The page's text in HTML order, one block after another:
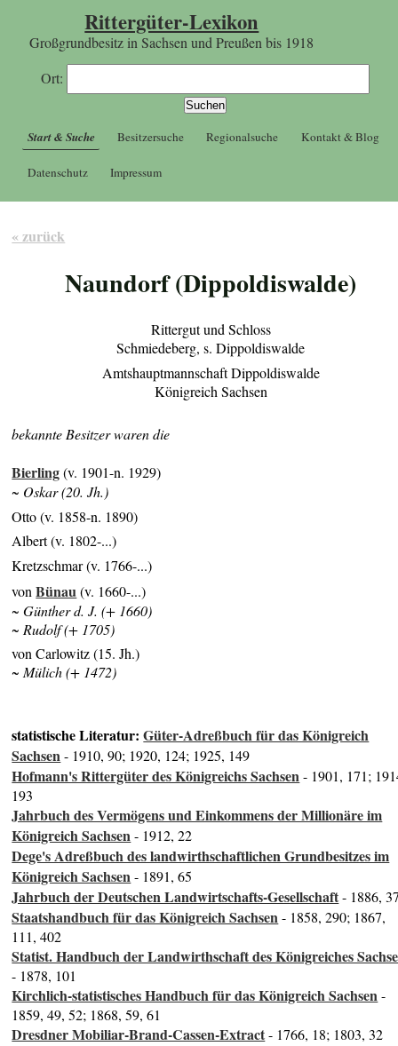
Rittergüter-Lexikon
Großgrundbesitz in Sachsen und Preußen bis 1918
Ort:
Start & Suche Besitzersuche Regionalsuche Kontakt & Blog
Datenschutz Impressum
« zurück
Naundorf (Dippoldiswalde)
Rittergut und Schloss
Schmiedeberg, s. Dippoldiswalde
Amtshauptmannschaft Dippoldiswalde
Königreich Sachsen
bekannte Besitzer waren die
Bierling(v. 1901-n. 1929)
~ Oskar (20. Jh.)
Otto (v. 1858-n. 1890)
Albert (v. 1802-...)
Kretzschmar (v. 1766-...)
vonBünau(v. 1660-...)
~ Günther d. J. (+ 1660)
~ Rudolf (+ 1705)
von Carlowitz (15. Jh.)
~ Mülich (+ 1472)
statistische Literatur:Güter-Adreßbuch für das Königreich
Sachsen- 1910, 90; 1920, 124; 1925, 149
Hofmann's Rittergüter des Königreichs Sachsen- 1901, 171;
193
Jahrbuch des Vermögens und Einkommens der Millionäre im
Königreich Sachsen- 1912, 22
Dege's Adreßbuch des landwirthschaftlichen Grundbesitzes im
Königreich Sachsen- 1891, 65
Jahrbuch der Deutschen Landwirtschafts-Gesellschaft- 1886,
Staatshandbuch für das Königreich Sachsen- 1858, 290; 1867,
111, 402
Statist. Handbuch der Landwirthschaft des Königreiches
- 1878, 101
Kirchlich-statistisches Handbuch für das Königreich Sachsen-
1859, 49, 52; 1868, 59, 61
Dresdner Mobiliar-Brand-Cassen-Extract- 1766, 18; 1803, 32